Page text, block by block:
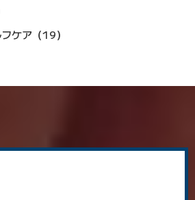
ケア（19）